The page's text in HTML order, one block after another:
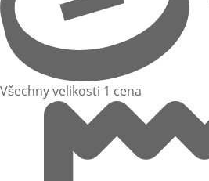
Všechny velikosti 1 cena